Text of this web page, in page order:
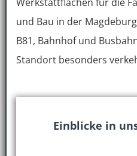
und Bau in der
B81, Bahnhof und
Standort besonders
Einblicke in